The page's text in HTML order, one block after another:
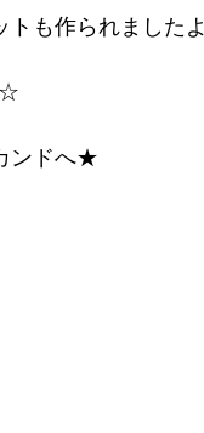
も作られましたよ
☆
ンドへ★